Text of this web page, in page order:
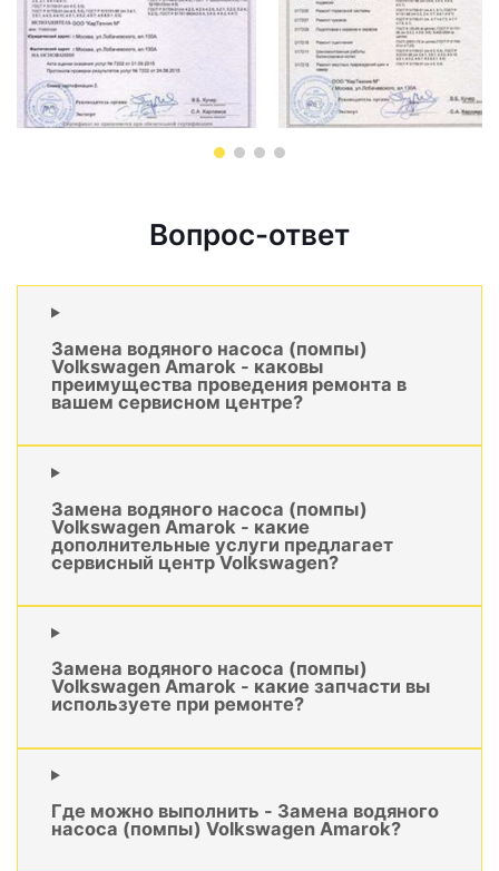
Вопрос-ответ
Замена водяного насоса (помпы)
Volkswagen Amarok - каковы
преимущества проведения ремонта в
вашем сервисном центре?
Замена водяного насоса (помпы)
Volkswagen Amarok - какие
дополнительные услуги предлагает
сервисный центр Volkswagen?
Замена водяного насоса (помпы)
Volkswagen Amarok - какие запчасти вы
используете при ремонте?
Где можно выполнить - Замена водяного
насоса (помпы) Volkswagen Amarok?